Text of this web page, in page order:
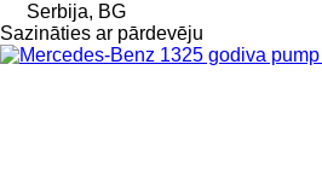
Serbija, BG
Sazināties ar pārdevēju